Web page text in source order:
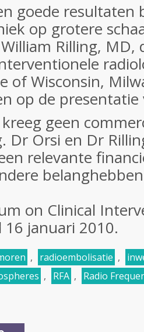
goede resultaten
op grotere
Rilling, MD,
of Wisconsin,
op de
geen
Dr Orsi en Dr
relevante
on Clinical
16 januari 2010.
, radioembolisatie ,
, RFA , Radio